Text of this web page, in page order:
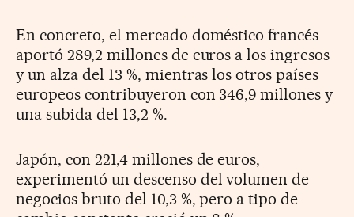
En concreto, el mercado doméstico francés
aportó 289,2 millones de euros a los ingresos
y un alza del 13 %, mientras los otros países
europeos contribuyeron con 346,9 millones y
una subida del 13,2 %.
Japón, con 221,4 millones de euros,
experimentó un descenso del volumen de
negocios bruto del 10,3 %, pero a tipo de